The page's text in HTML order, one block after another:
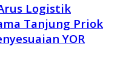
Logistik
Tanjung Priok
YOR